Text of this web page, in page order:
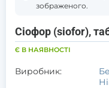
зображеного.
Сіофор (siofor),
Є В НАЯВНОСТІ
Виробник: